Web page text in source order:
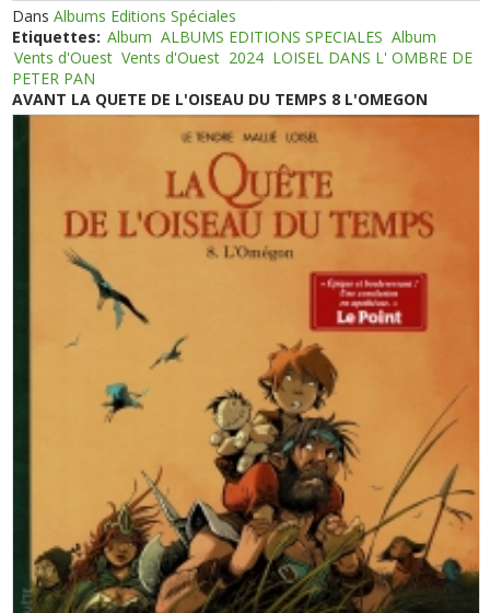
DansAlbums Editions Spéciales
Etiquettes: Album ALBUMS EDITIONS SPECIALES Album
Vents d'Ouest Vents d'Ouest 2024 LOISEL DANS L' OMBRE DE
PETER PAN
AVANT LA QUETE DE L'OISEAU DU TEMPS 8 L'OMEGON